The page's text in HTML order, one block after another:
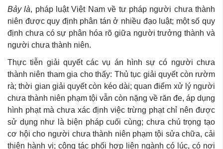
Bảy là, pháp luật Việt Nam về tư pháp người chưa thành
niên được quy định phân tán ở nhiều đạo luật; một số quy
định chưa có sự phân hóa rõ giữa người trưởng thành và
người chưa thành niên.
Thực tiễn giải quyết các vụ án hình sự có người chưa
thành niên tham gia cho thấy: Thủ tục giải quyết còn rườm
rà; thời gian giải quyết còn kéo dài; quan điểm xử lý người
chưa thành niên phạm tội vẫn còn nặng về răn đe, áp dụng
hình phạt mà chưa xác định việc trừng phạt chỉ nên được
sử dụng như là biện pháp cuối cùng; chưa chú trọng tạo
cơ hội cho người chưa thành niên phạm tội sửa chữa, cải
thiện hành vi; công tác phối hợp liên ngành có lúc, có nơi